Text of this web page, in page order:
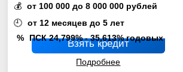
💰 от 100 000 до 8 000 000 рублей
🕘 от 12 месяцев до 5 лет
%
ПСК 24,799% - 35,613% годовых
Взять кредит
Подробнее